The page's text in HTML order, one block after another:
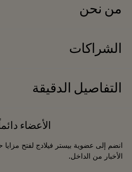
من نحن
الأسئلة المتكررة
الوظائف
الشراكات
عروض الشركاء
التفاصيل الدقيقة
إشعارات الخصوصية
الأعضاء
انضم إلى عضوية بيستر فيلادج لفتح
الأخبار من الداخل.